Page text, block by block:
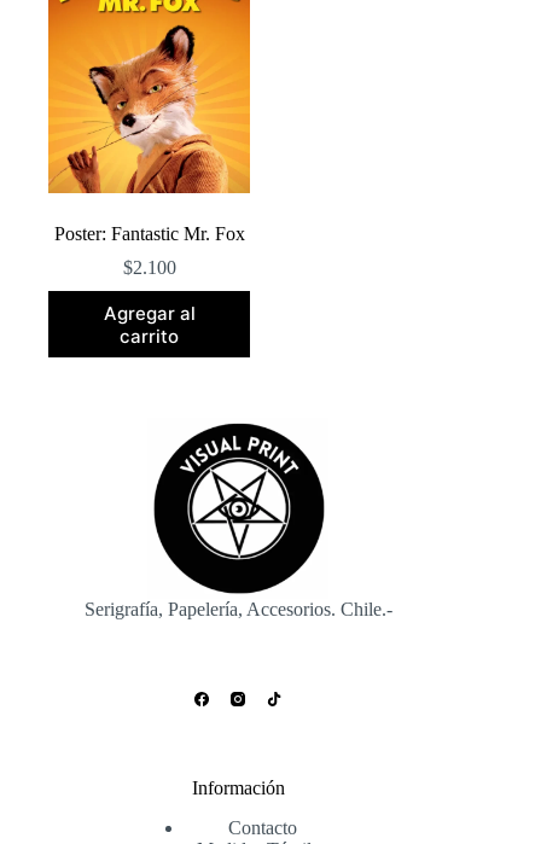
Poster: Fantastic Mr. Fox
$2.100
Agregar al
carrito
Serigrafía, Papelería, Accesorios. Chile.-
Información
Contacto